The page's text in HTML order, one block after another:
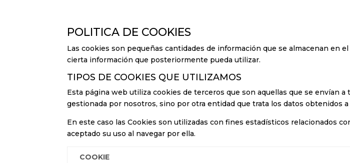
POLITICA DE COOKIES
Las cookies son pequeñas cantidades de información que se almacenan en
cierta información que posteriormente pueda utilizar.
TIPOS DE COOKIES QUE UTILIZAMOS
Esta página web utiliza cookies de terceros que son aquellas que se envían
gestionada por nosotros, sino por otra entidad que trata los datos obtenidos a
En este caso las Cookies son utilizadas con fines estadísticos relacionados
aceptado su uso al navegar por ella.
COOKIE